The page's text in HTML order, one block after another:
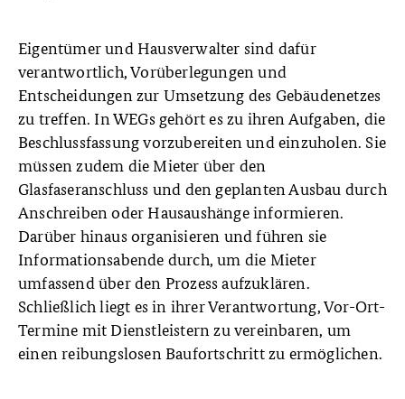
Eigentümer und Hausverwalter sind dafür
verantwortlich, Vorüberlegungen und
Entscheidungen zur Umsetzung des Gebäudenetzes
zu treffen. In WEGs gehört es zu ihren Aufgaben, die
Beschlussfassung vorzubereiten und einzuholen. Sie
müssen zudem die Mieter über den
Glasfaseranschluss und den geplanten Ausbau durch
Anschreiben oder Hausaushänge informieren.
Darüber hinaus organisieren und führen sie
Informationsabende durch, um die Mieter
umfassend über den Prozess aufzuklären.
Schließlich liegt es in ihrer Verantwortung, Vor-Ort-
Termine mit Dienstleistern zu vereinbaren, um
einen reibungslosen Baufortschritt zu ermöglichen.